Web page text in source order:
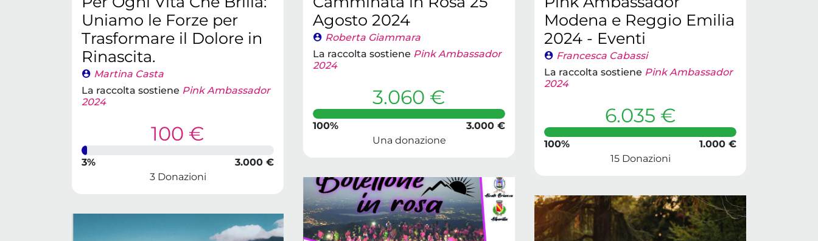
Uniamo le Forze per
Trasformare il Dolore in
Rinascita.
Martina Casta
La raccolta sostiene Pink Ambassador
2024
100 €
3%
3.000 €
3 Donazioni
Agosto 2024
Roberta Giammara
La raccolta sostiene Pink Ambassador
2024
3.060 €
100%
3.000 €
Una donazione
Modena e Reggio Emilia
2024 - Eventi
Francesca Cabassi
La raccolta sostiene Pink Ambassador
2024
6.035 €
100%
1.000 €
15 Donazioni